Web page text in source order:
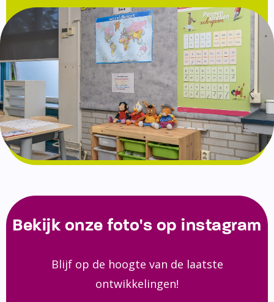
Bekijk onze foto's op instagram
Blijf op de hoogte van de laatste
ontwikkelingen!